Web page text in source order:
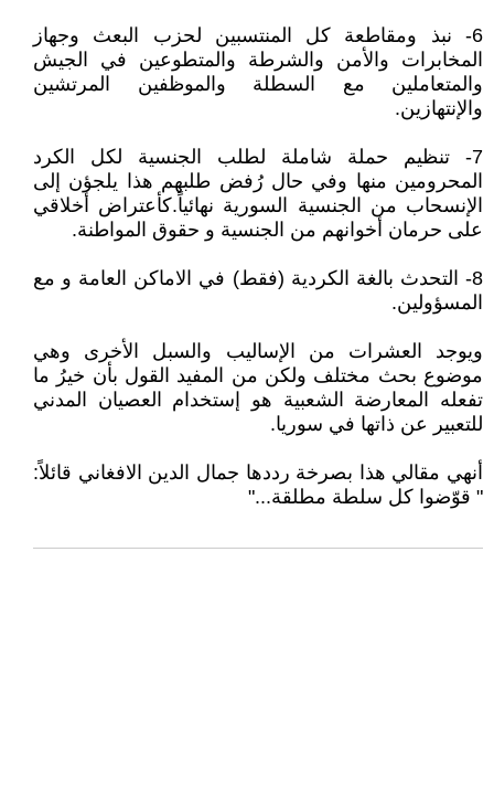
6- نبذ ومقاطعة كل المنتسبين لحزب البعث وجهاز
المخابرات والأمن والشرطة والمتطوعين في الجيش
والمتعاملين مع السطلة والموظفين المرتشين
والإنتهازين.
7- تنظيم حملة شاملة لطلب الجنسية لكل الكرد
المحرومين منها وفي حال رُفض طلبهم هذا يلجؤن إلى
الإنسحاب من الجنسية السورية نهائياً.كأعتراض أخلاقي
على حرمان أخوانهم من الجنسية و حقوق المواطنة.
8- التحدث بالغة الكردية (فقط) في الاماكن العامة و مع
المسؤولين.
ويوجد العشرات من الإساليب والسبل الأخرى وهي
موضوع بحث مختلف ولكن من المفيد القول بأن خيرُ ما
تفعله المعارضة الشعبية هو إستخدام العصيان المدني
للتعبير عن ذاتها في سوريا.
أنهي مقالي هذا بصرخة رددها جمال الدين الافغاني قائلاً:
" قوّضوا كل سلطة مطلقة..."